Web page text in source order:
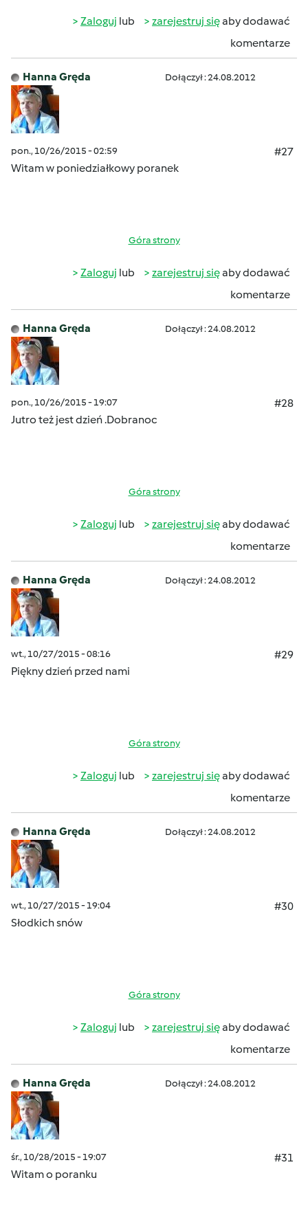
Zaloguj lub zarejestruj sięaby dodawać
komentarze
Hanna Gręda Dołączył : 24.08.2012
pon., 10/26/2015 - 02:59
#27
Witam w poniedziałkowy poranek
Góra strony
Zaloguj lub zarejestruj sięaby dodawać
komentarze
Hanna Gręda Dołączył : 24.08.2012
pon., 10/26/2015 - 19:07
#28
Jutro też jest dzień .Dobranoc
Góra strony
Zaloguj lub zarejestruj sięaby dodawać
komentarze
Hanna Gręda Dołączył : 24.08.2012
wt., 10/27/2015 - 08:16
#29
Piękny dzień przed nami
Góra strony
Zaloguj lub zarejestruj sięaby dodawać
komentarze
Hanna Gręda Dołączył : 24.08.2012
wt., 10/27/2015 - 19:04
#30
Słodkich snów
Góra strony
Zaloguj lub zarejestruj sięaby dodawać
komentarze
Hanna Gręda Dołączył : 24.08.2012
śr., 10/28/2015 - 19:07
#31
Witam o poranku